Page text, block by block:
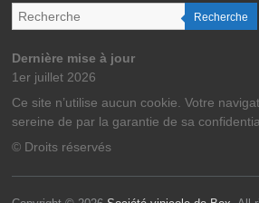
Recherche
Dernière mise à jour
1er juillet 2026
Ce site n’utilise aucun cookie. Votre
sereine de par la garantie de sa
© Droits réservés